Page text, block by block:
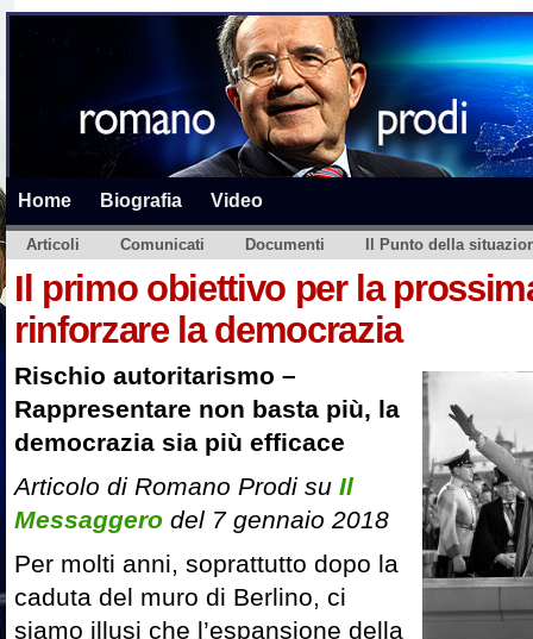
Home Biografia Video
Articoli Comunicati Documenti Il Punto della
Il primo obiettivo per la
rinforzare la democrazia
Rischio autoritarismo –
Rappresentare non basta più, la
democrazia sia più efficace
Articolo di Romano Prodi su Il
Messaggero del 7 gennaio 2018
Per molti anni, soprattutto dopo la
caduta del muro di Berlino, ci
siamo illusi che l’espansione della